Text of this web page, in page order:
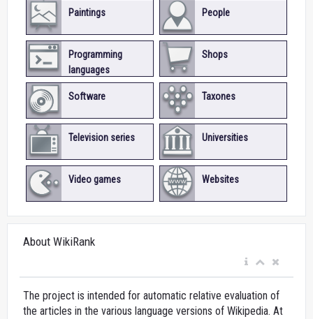
Paintings People
Programming
languages
Shops
Software Taxones
Television series Universities
Video games Websites
About WikiRank
The project is intended for automatic relative evaluation of
the articles in the various language versions of Wikipedia. At